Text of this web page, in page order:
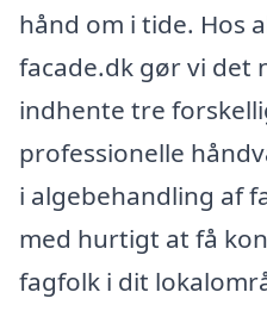
hånd om i tide. Hos
facade.dk gør vi det
indhente tre
professionelle
i algebehandling af
med hurtigt at få
fagfolk i dit